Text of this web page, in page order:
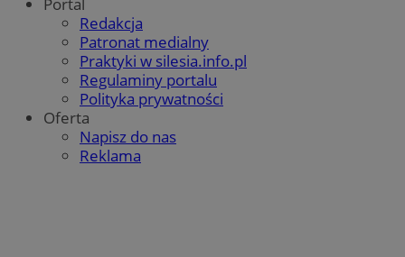
Redakcja
Patronat medialny
Praktyki w silesia.info.pl
Regulaminy portalu
Polityka prywatności
Oferta
Napisz do nas
Reklama